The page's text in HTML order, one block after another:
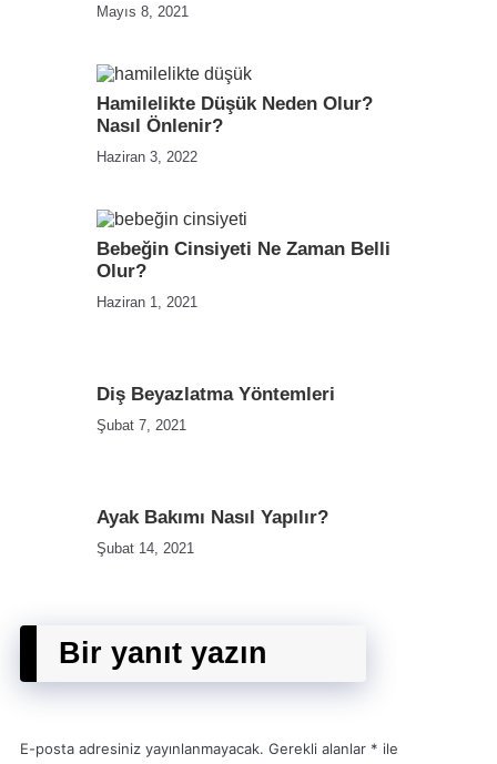
Mayıs 8, 2021
Hamilelikte Düşük Neden Olur?
Nasıl Önlenir?
Haziran 3, 2022
Bebeğin Cinsiyeti Ne Zaman Belli
Olur?
Haziran 1, 2021
Diş Beyazlatma Yöntemleri
Şubat 7, 2021
Ayak Bakımı Nasıl Yapılır?
Şubat 14, 2021
Bir yanıt yazın
E-posta adresiniz yayınlanmayacak. Gerekli alanlar * ile